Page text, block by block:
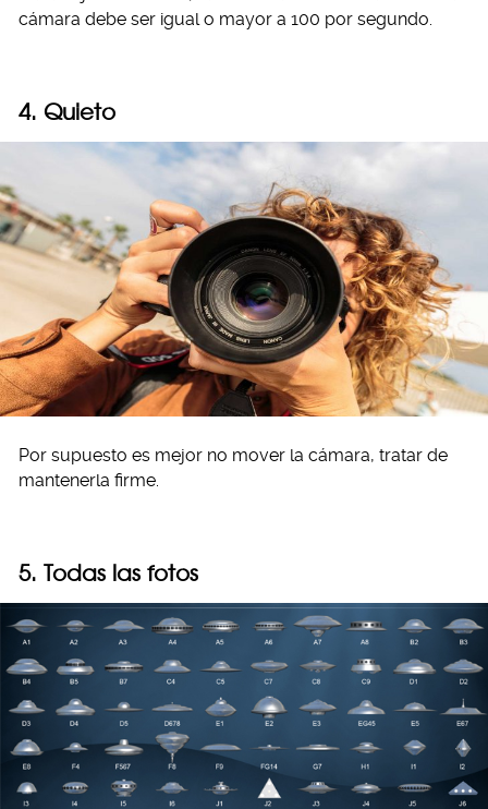
cámara debe ser igual o mayor a 100 por segundo.
4. Quieto
Por supuesto es mejor no mover la cámara, tratar de
mantenerla firme.
5. Todas las fotos